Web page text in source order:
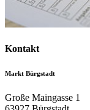
Kontakt
Markt Bürgstadt
Große Maingasse 1